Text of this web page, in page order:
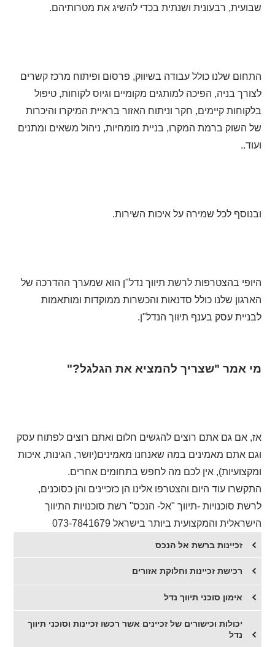
שבועית, רבעונית ושנתית בכדי להשיג את מטרותיהם.
התחום שלנו כולל עבודה בשיווק, פרסום ופיתוח מרכז קשרים
לצורך בניה, הפיכה למותגים מקומיים וגיוס לקוחות, טיפול
בלקוחות קיימים, חקר וניתוח האזור בראיית המיקרו והיכרות
של השוק ברמת המקרו, בניית מומחיות, ניהול משאים ומתנים
ועוד..
ובנוסף לכל שמירה על איכות השירות.
היופי בהצטרפות לרשת תיווך נדל"ן הוא שמערך ההדרכה של
הארגון שלנו כולל סדנאות והכשרות ממוקדות ומותאמות
לבניית עסק בענף תיווך הנדל"ן.
מי אמר "שצריך להמציא את הגלגל?"
אז, אם גם אתם רוצים להגשים חלום ואתם רוצים לפתוח עסק
וגם אתם מאמינים במה שאנחנו מאמינים(יושר, הגינות, איכות
ומקצועיות), אין לכם מה לחפש בתחומים אחרים.
התקשרו עוד היום והצטרפו אלינו הן כזכיינים והן כסוכנים,
לרשת סוכנויות -תיווך "אל- הנכס" רשת סוכנויות התיווך
הישראלית והמקצועית ביותר בישראל 073-7841679
זכיינות ברשת אל הנכס
רכישת זכיינות וחלוקת אזורים
אימון סוכני תיווך נדל
יכולות וכישורים של זכיינים אשר רכשו זכיינות וסוכני תיווך
נדל